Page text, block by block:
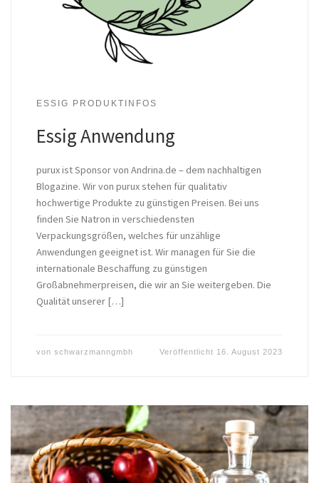
ESSIG PRODUKTINFOS
Essig Anwendung
purux ist Sponsor von Andrina.de – dem nachhaltigen
Blogazine. Wir von purux stehen für qualitativ
hochwertige Produkte zu günstigen Preisen. Bei uns
finden Sie Natron in verschiedensten
Verpackungsgrößen, welches für unzählige
Anwendungen geeignet ist. Wir managen für Sie die
internationale Beschaffung zu günstigen
Großabnehmerpreisen, die wir an Sie weitergeben. Die
Qualität unserer […]
von schwarzmanngmbh Veröffentlicht 16. August 2023